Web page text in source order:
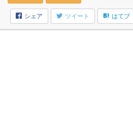
シェア ツイート はてブ